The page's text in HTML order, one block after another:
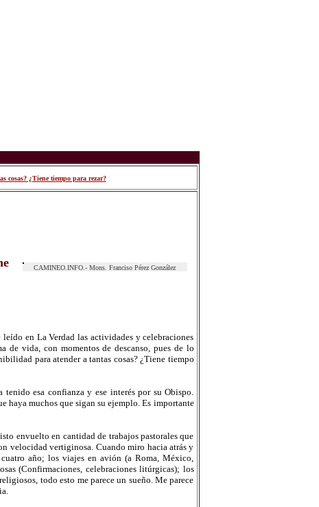
cosas? ¿Tiene tiempo para rezar?
CAMINEO.INFO.- Mons. Franciso Pérez González
en La Verdad las actividades y celebraciones
de vida, con momentos de descanso, pues de lo
para atender a tantas cosas? ¿Tiene tiempo
esa confianza y ese interés por su Obispo.
haya muchos que sigan su ejemplo. Es importante
envuelto en cantidad de trabajos pastorales que
velocidad vertiginosa. Cuando miro hacia atrás y
año; los viajes en avión (a Roma, México,
(Confirmaciones, celebraciones litúrgicas); los
todo esto me parece un sueño. Me parece